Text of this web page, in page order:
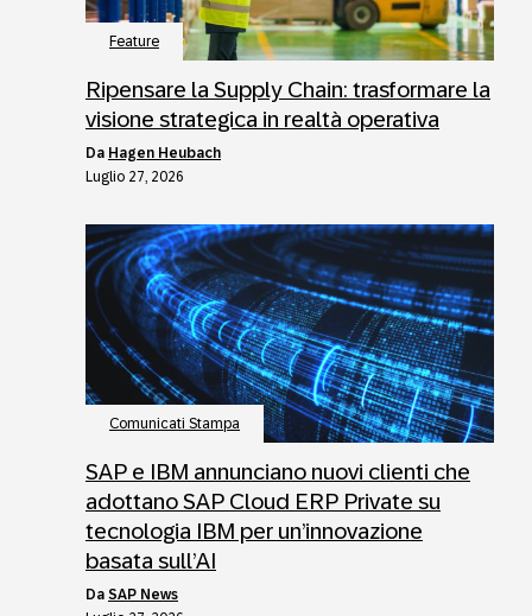
Feature
Ripensare la Supply Chain: trasformare la
visione strategica in realtà operativa
da Hagen Heubach
Luglio 27, 2026
Comunicati Stampa
SAP e IBM annunciano nuovi clienti che
adottano SAP Cloud ERP Private su
tecnologia IBM per un’innovazione
basata sull’AI
da SAP News